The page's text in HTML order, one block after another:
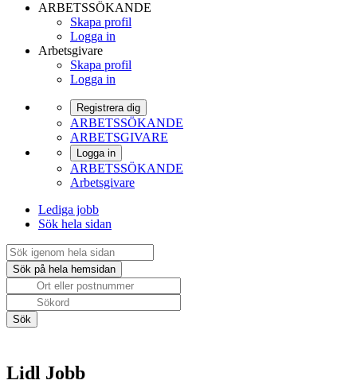
ARBETSSÖKANDE
Skapa profil
Logga in
Arbetsgivare
Skapa profil
Logga in
Registrera dig
ARBETSSÖKANDE
ARBETSGIVARE
Logga in
ARBETSSÖKANDE
Arbetsgivare
Lediga jobb
Sök hela sidan
Lidl Jobb